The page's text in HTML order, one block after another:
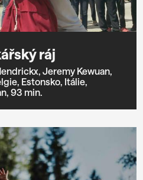
ráj
Jeremy Kewuan,
Estonsko, Itálie,
93 min.